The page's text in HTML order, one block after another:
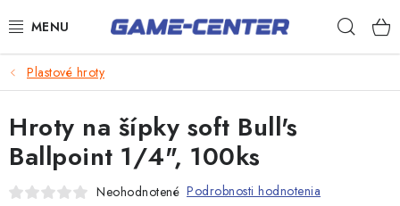
na
Šípky
Poker
Stolný futbal
Plastové hroty
Hroty na šípky soft Bull's
Ballpoint 1/4", 100ks
Neohodnotené Podrobnosti hodnotenia